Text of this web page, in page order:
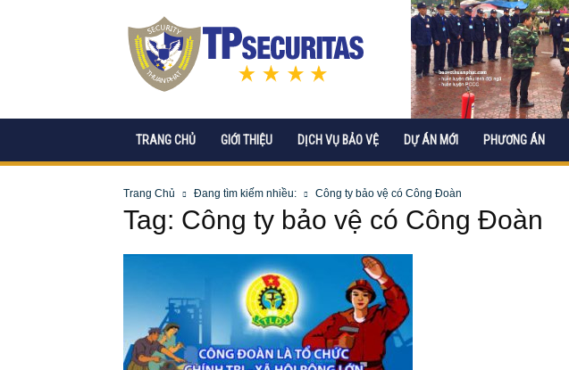
CÔNG
TY
CP
DỊCH
VỆ
TRANG CHỦ GIỚI THIỆU DỊCH VỤ BẢO VỆ DỰ ÁN MỚI PHƯƠNG ÁN
Trang Chủ Đang tìm kiếm nhiều: Công ty bảo vệ có Công Đoàn
Tag: Công ty bảo vệ có Công Đoàn